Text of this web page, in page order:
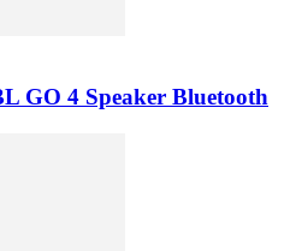
GO 4 Speaker Bluetooth